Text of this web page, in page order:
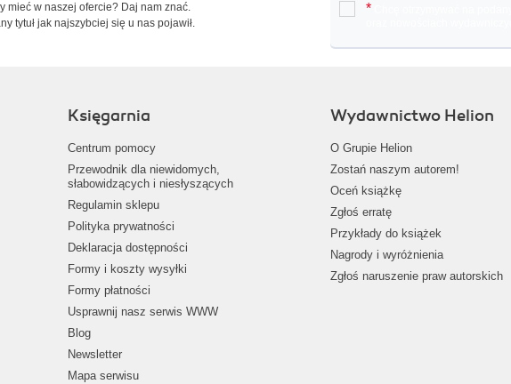
mieć w naszej ofercie? Daj nam znać.
tytuł jak najszybciej się u nas pojawił.
*
Księgarnia
Centrum pomocy
Przewodnik dla niewidomych,
słabowidzących i niesłyszących
Regulamin sklepu
Polityka prywatności
Deklaracja dostępności
Formy i koszty wysyłki
Formy płatności
Usprawnij nasz serwis WWW
Blog
Newsletter
Mapa serwisu
Wydawnictwo Helion
O Grupie Helion
Zostań naszym autorem!
Oceń książkę
Zgłoś erratę
Przykłady do książek
Nagrody i wyróżnienia
Zgłoś naruszenie praw autorskich